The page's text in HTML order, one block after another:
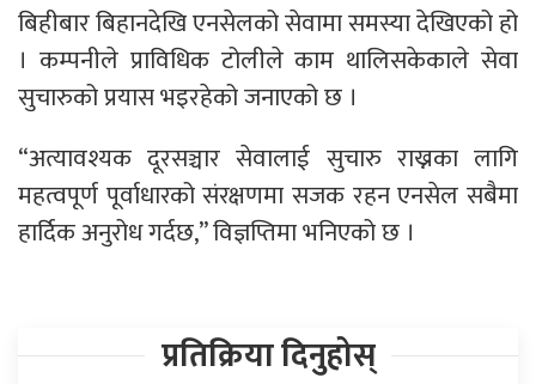
बिहीबार बिहानदेखि एनसेलको सेवामा समस्या देखिएको हो
। कम्पनीले प्राविधिक टोलीले काम थालिसकेकाले सेवा
सुचारुको प्रयास भइरहेको जनाएको छ ।
“अत्यावश्यक दूरसञ्चार सेवालाई सुचारु राख्नका लागि
महत्वपूर्ण पूर्वाधारको संरक्षणमा सजक रहन एनसेल सबैमा
हार्दिक अनुरोध गर्दछ,” विज्ञप्तिमा भनिएको छ ।
प्रतिक्रिया दिनुहोस्